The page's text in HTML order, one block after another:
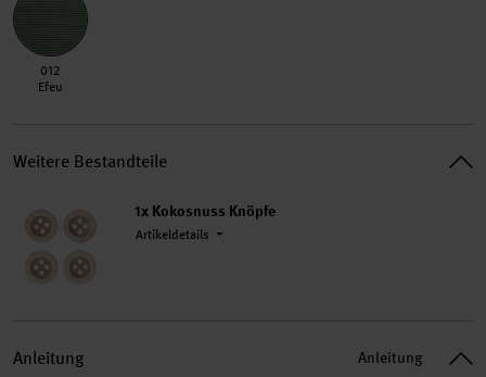
012 Efeu
012
Efeu
Weitere Bestandteile
1x Kokosnuss Knöpfe
Artikeldetails
Anleitung Anleitung